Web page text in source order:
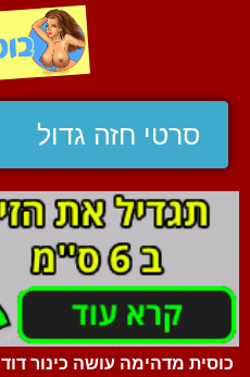
סרטי חזה גדול
כוסית מדהימה עושה כינור דוד